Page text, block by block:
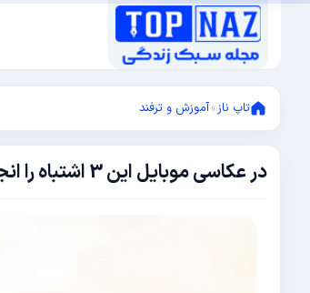
تاپ ناز»آموزش و ترفند
در عکاسی موبایل این 3 اشتباه را انجام ندهید
آوریل